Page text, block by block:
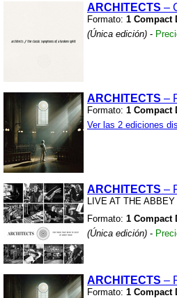
ARCHITECTS –
Formato: 1 Compact
(Única edición) -
ARCHITECTS –
Formato: 1 Compact
Ver las 2 ediciones
ARCHITECTS –
LIVE AT THE
Formato: 1 Compact
(Única edición) -
ARCHITECTS –
Formato: 1 Compact